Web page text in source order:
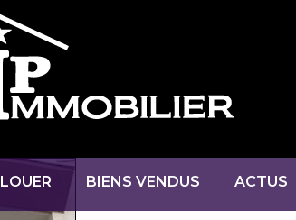
LOUER BIENS VENDUS ACTUS